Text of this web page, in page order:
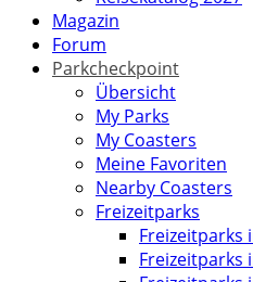
Magazin
Forum
Parkcheckpoint
Übersicht
My Parks
My Coasters
Meine Favoriten
Nearby Coasters
Freizeitparks
Freizeitparks
Freizeitparks